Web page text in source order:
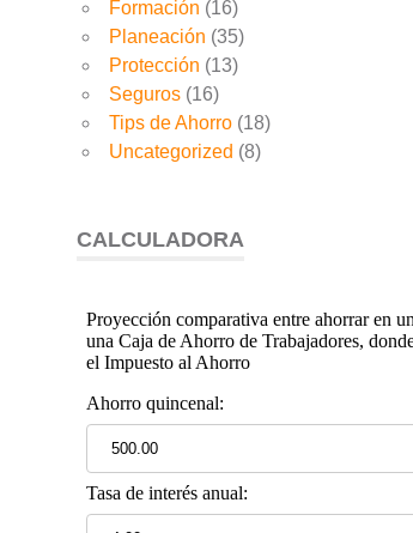
Formación (16)
Planeación (35)
Protección (13)
Seguros (16)
Tips de Ahorro (18)
Uncategorized (8)
CALCULADORA